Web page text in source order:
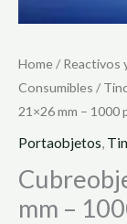
Home/Reactivos
Consumibles /
21×26 mm – 1000
Portaobjetos,
mm –